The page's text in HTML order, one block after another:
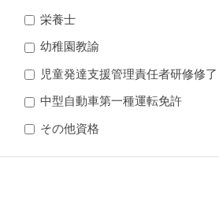
栄養士
幼稚園教諭
児童発達支援管理責任者研修修了
中型自動車第一種運転免許
その他資格